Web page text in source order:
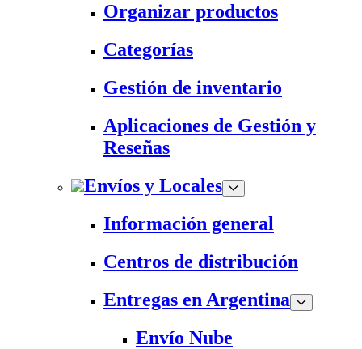
Organizar productos
Categorías
Gestión de inventario
Aplicaciones de Gestión y
Reseñas
Envíos y Locales
Información general
Centros de distribución
Entregas en Argentina
Envío Nube